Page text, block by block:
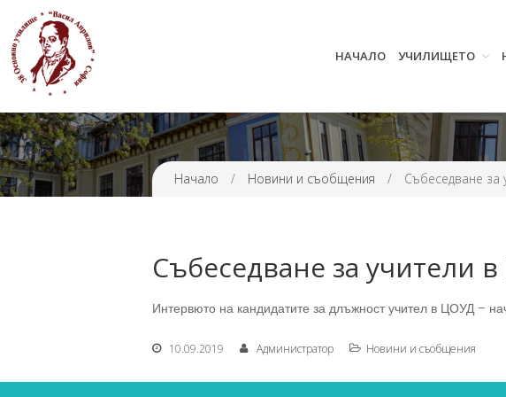
НАЧАЛО УЧИЛИЩЕТО
Начало / Новини и съобщения / Събеседване
Събеседване за учители
Интервюто на кандидатите за длъжност учител в ЦОУД –
10.09.2019 Администратор Новини и съобщения